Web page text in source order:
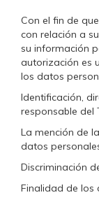
Con el fin de
con relación a
su información
autorización es
los datos
Identificación,
responsable del
La mención de
datos
Discriminación
Finalidad de los